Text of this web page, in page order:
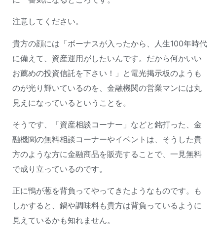
注意してください。
貴方の顔には「ボーナスが入ったから、人生100年時代
に備えて、資産運用がしたいんです。だから何かいい
お薦めの投資信託を下さい！」と電光掲示板のようも
のが光り輝いているのを、金融機関の営業マンには丸
見えになっているということを。
そうです、「資産相談コーナー」などと銘打った、金
融機関の無料相談コーナーやイベントは、そうした貴
方のような方に金融商品を販売することで、一見無料
で成り立っているのです。
正に鴨が葱を背負ってやってきたようなものです。も
しかすると、鍋や調味料も貴方は背負っているように
見えているかも知れません。